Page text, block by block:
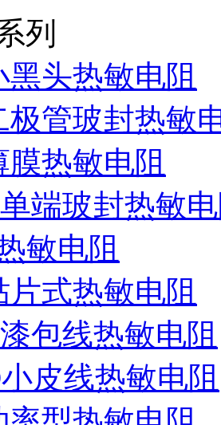
列
黑头热敏电阻
极管玻封热敏
膜热敏电阻
端玻封热敏
敏电阻
片式热敏电阻
包线热敏电阻
皮线热敏电阻